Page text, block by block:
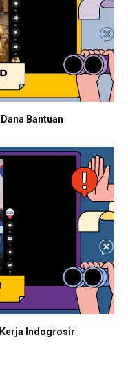
Bantuan
Kerja Indogrosir